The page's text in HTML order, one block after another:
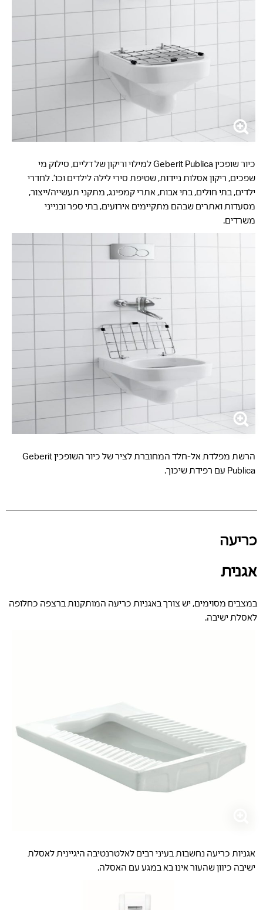
כיור שופכין Geberit Publica למילוי וריקון של דליים, סילוק מי
שפכים, ריקון אסלות ניידות, שטיפת סירי לילה לילדים וכו’. לחדרי
ילדים, בתי חולים, בתי אבות, אתרי קמפינג, מתקני תעשייה/ייצור,
מסעדות ואתרים שבהם מתקיימים אירועים, בתי ספר ובנייני
משרדים.
הרשת מפלדת אל-חלד המחוברת לציר של כיור השופכין Geberit
Publica עם רפידת שיכוך.
כריעה
אגנית
במצבים מסוימים, יש צורך באגניות כריעה המותקנות ברצפה כחלופה
לאסלת ישיבה.
אגניות כריעה נחשבות בעיני רבים לאלטרנטיבה היגיינית לאסלת
ישיבה כיוון שהעור אינו בא במגע עם האסלה.